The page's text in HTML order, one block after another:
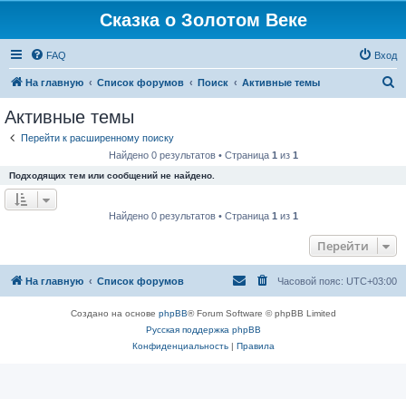
Сказка о Золотом Веке
FAQ Вход
На главную Список форумов Поиск Активные темы
Активные темы
Перейти к расширенному поиску
Найдено 0 результатов • Страница 1 из 1
Подходящих тем или сообщений не найдено.
Найдено 0 результатов • Страница 1 из 1
Перейти
На главную Список форумов Часовой пояс: UTC+03:00
Создано на основе phpBB® Forum Software © phpBB Limited
Русская поддержка phpBB
Конфиденциальность| Правила